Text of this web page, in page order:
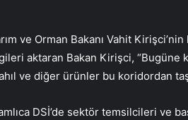
ve Orman Bakanı Vahit Kirişci’nin
aktaran Bakan Kirişci, “Bugüne
ve diğer ürünler bu koridordan
DSİ’de sektör temsilcileri ve